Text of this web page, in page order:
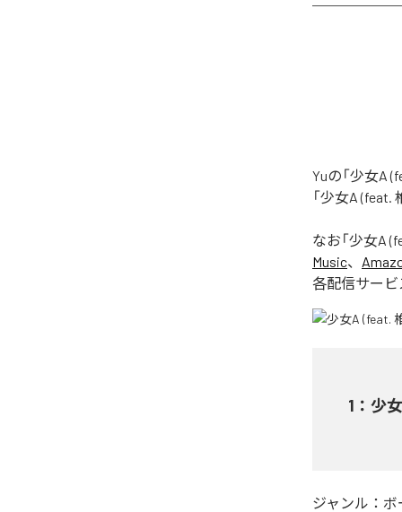
Yuの「少女A
「少女A
なお「少女A
Music、
各配信サービ
1 ： 少
ジャンル： ボ